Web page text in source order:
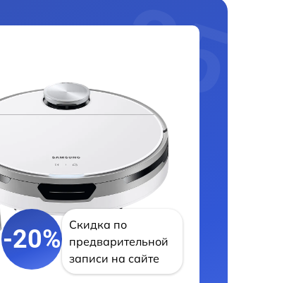
-20%
Скидка по
предварительной
записи на сайте